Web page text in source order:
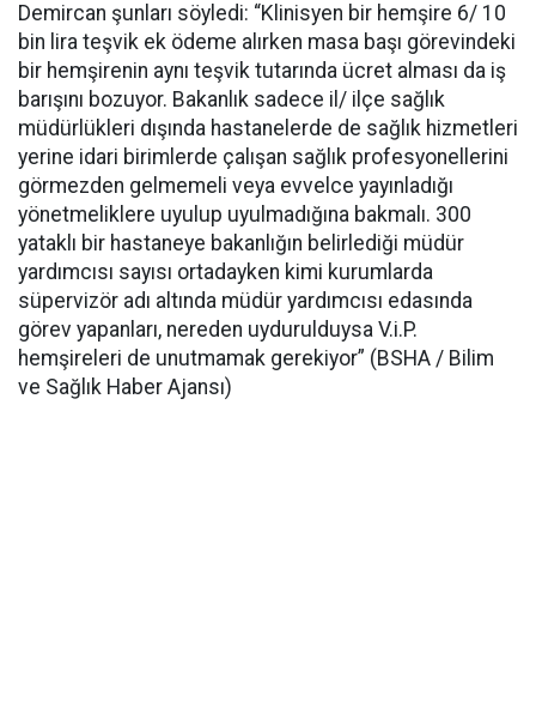
Demircan şunları söyledi: “Klinisyen bir hemşire 6/ 10
bin lira teşvik ek ödeme alırken masa başı görevindeki
bir hemşirenin aynı teşvik tutarında ücret alması da iş
barışını bozuyor. Bakanlık sadece il/ ilçe sağlık
müdürlükleri dışında hastanelerde de sağlık hizmetleri
yerine idari birimlerde çalışan sağlık profesyonellerini
görmezden gelmemeli veya evvelce yayınladığı
yönetmeliklere uyulup uyulmadığına bakmalı. 300
yataklı bir hastaneye bakanlığın belirlediği müdür
yardımcısı sayısı ortadayken kimi kurumlarda
süpervizör adı altında müdür yardımcısı edasında
görev yapanları, nereden uydurulduysa V.i.P.
hemşireleri de unutmamak gerekiyor” (BSHA / Bilim
ve Sağlık Haber Ajansı)